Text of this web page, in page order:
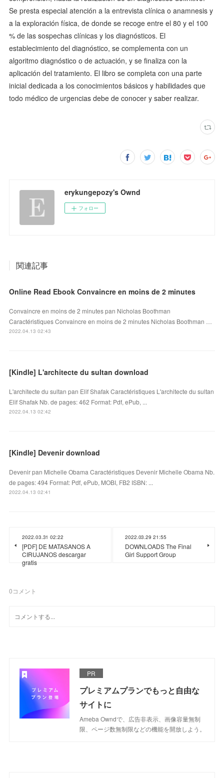
Se presta especial atención a la entrevista clínica o anamnesis y
a la exploración física, de donde se recoge entre el 80 y el 100
% de las sospechas clínicas y los diagnósticos. El
establecimiento del diagnóstico, se complementa con un
algoritmo diagnóstico o de actuación, y se finaliza con la
aplicación del tratamiento. El libro se completa con una parte
inicial dedicada a los conocimientos básicos y habilidades que
todo médico de urgencias debe de conocer y saber realizar.
erykungepozy's Ownd
フォロー
関連記事
Online Read Ebook Convaincre en moins de 2 minutes
Convaincre en moins de 2 minutes pan Nicholas Boothman
Caractéristiques Convaincre en moins de 2 minutes Nicholas Boothman …
2022.04.13 02:43
[Kindle] L'architecte du sultan download
L'architecte du sultan pan Elif Shafak Caractéristiques L'architecte du sultan
Elif Shafak Nb. de pages: 462 Format: Pdf, ePub, ...
2022.04.13 02:42
[Kindle] Devenir download
Devenir pan Michelle Obama Caractéristiques Devenir Michelle Obama Nb.
de pages: 494 Format: Pdf, ePub, MOBI, FB2 ISBN: ...
2022.04.13 02:41
2022.03.31 02:22
[PDF] DE MATASANOS A
CIRUJANOS descargar
gratis
2022.03.29 21:55
DOWNLOADS The Final
Girl Support Group
0コメント
PR
プレミアムプランでもっと自由な
サイトに
Ameba Owndで、広告非表示、画像容量無制
限、ページ数無制限などの機能を開放しよう。